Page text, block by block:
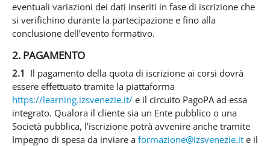
eventuali variazioni dei dati inseriti in fase di iscrizione che
si verifichino durante la partecipazione e fino alla
conclusione dell’evento formativo.
2. PAGAMENTO
2.1 Il pagamento della quota di iscrizione ai corsi dovrà
essere effettuato tramite la piattaforma
https://learning.izsvenezie.it/ e il circuito PagoPA ad essa
integrato. Qualora il cliente sia un Ente pubblico o una
Società pubblica, l’iscrizione potrà avvenire anche tramite
Impegno di spesa da inviare a formazione@izsvenezie.it e il